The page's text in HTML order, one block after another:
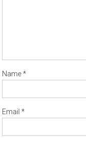
Name*
Email*